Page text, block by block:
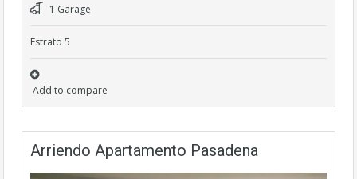
1 Garage
Estrato 5
Add to compare
Arriendo Apartamento Pasadena